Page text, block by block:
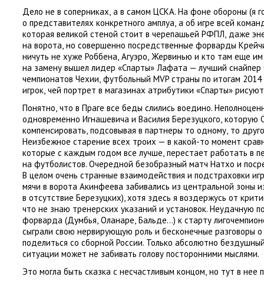
Дело не в соперниках, а в самом ЦСКА. На фоне обороны (я
о представителях конкретного амплуа, а об игре всей
которая великой стеной стоит в черепашьей РФПЛ, даже
на ворота, но совершенно посредственные форварды
ничуть не хуже Роббена, Агуэро, Жервинью и кто там еще им
на замену вышел лидер «Спарты» Лафата — лучший снайпер
чемпионатов Чехии, футбольный MVP страны по итогам
игрок, чей портрет в магазинах атрибутики «Спарты»
Понятно, что в Праге все беды слились воедино.
одновременно Игнашевича и Василия Березуцкого, которую
компенсировать, подсовывая в партнеры то одному, то
Неизбежное старение всех троих — в какой-то момент
которые с каждым годом все лучше, перестает работать в
на футболистов. Очередной безобразный матч Натхо и
В целом очень странные взаимодействия и подстраховки
мячи в ворота Акинфеева забивались из центральной зоны
в отсутствие Березуцких), хотя здесь я воздержусь от
что не знаю тренерских указаний и установок. Неудачную
форварда (Думбья, Оланаре, Бальде…) к старту
сыграли свою нервирующую роль и бесконечные разговоры
поделиться со сборной России. Только абсолютно
ситуации может не забивать голову посторонними мыслями.
Это могла быть сказка с несчастливым концом, но тут в нее